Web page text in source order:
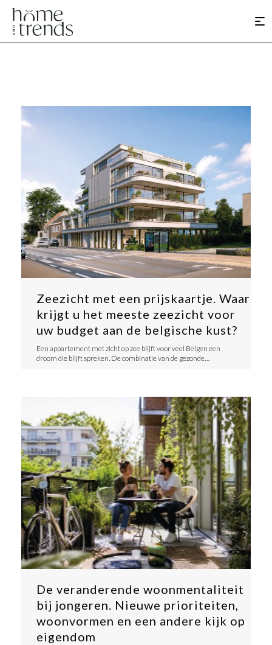
Zeezicht met een prijskaartje. Waar
krijgt u het meeste zeezicht voor
uw budget aan de belgische kust?
​Een appartement met zicht op zee blijft voor veel Belgen een
droom die blijft spreken. De combinatie van de gezonde…
De veranderende woonmentaliteit
bij jongeren. Nieuwe prioriteiten,
woonvormen en een andere kijk op
eigendom